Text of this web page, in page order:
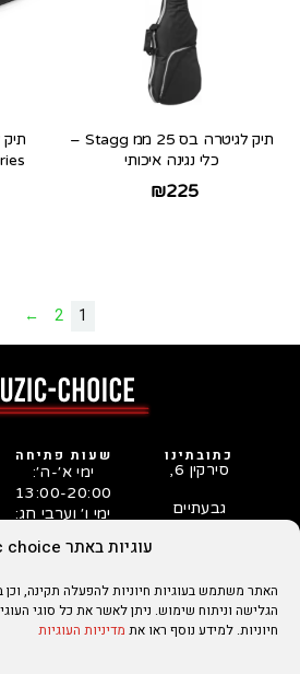
עוגיות באתר Music choice
האתר משתמש בעוגיות חיוניות להפעלה תקינה, וכן
הגלישה וניתוח שימוש. ניתן לאשר את כל סוגי
חיוניות. למידע נוסף ראו את מדיניות העוגיות
תיק לגיטרה בס 25 ממ Stagg –
כלי נגינה איכותי
₪225
1
2
←
כתובתינו
סירקין 6,
גבעתיים
שעות פתיחה
ימי א׳-ה׳:
13:00-20:00
ימי ו׳ וערבי חג: